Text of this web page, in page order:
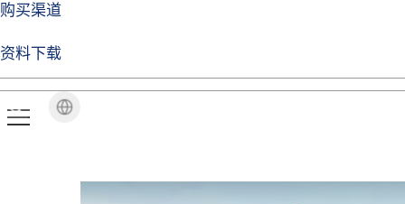
购买渠道
资料下载
品牌视角